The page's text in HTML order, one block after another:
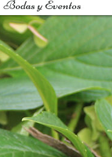
Bodas y Eventos